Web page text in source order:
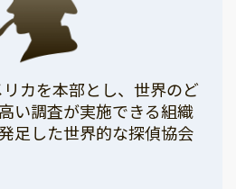
カを本部とし、世界のど
い調査が実施できる組織
足した世界的な探偵協会